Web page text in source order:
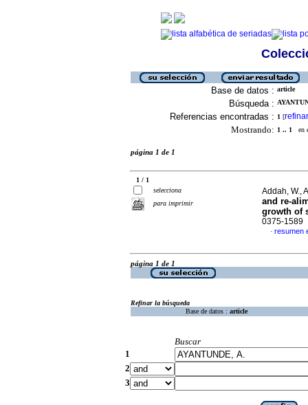
Base de datos : article
Búsqueda :
Referencias encontradas : 1 [refinar
Mostrando: 1 .. 1 en
página 1 de 1
1 / 1
selecciona
para imprimir
Addah, W.,
and re-
growth of
0375-1589
· resumen
página 1 de 1
Refinar la búsqueda
Base de datos : article
Buscar
1
2
3